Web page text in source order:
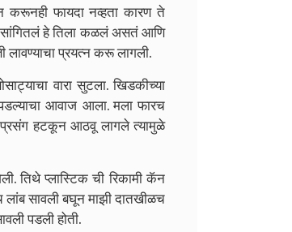
करूनही फायदा नव्हता कारण ते
सांगितलं हे तिला कळलं असतं आणि
लावण्याचा प्रयत्न करू लागली.
वारा सुटला. खिडकीच्या
आवाज आला. मला फारच
प्रसंग हटकून आठवू लागले त्यामुळे
तिथे प्लास्टिक ची रिकामी कॅन
लांब सावली बघून माझी दातखीळच
पडली होती.